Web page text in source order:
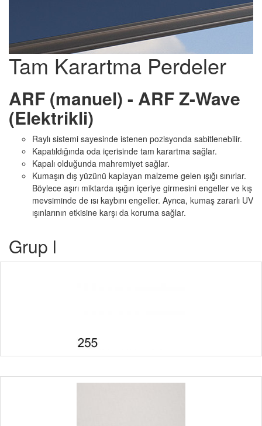
Tam Karartma Perdeler
ARF (manuel) - ARF Z-Wave
(Elektrikli)
Raylı sistemi sayesinde istenen pozisyonda sabitlenebilir.
Kapatıldığında oda içerisinde tam karartma sağlar.
Kapalı olduğunda mahremiyet sağlar.
Kumaşın dış yüzünü kaplayan malzeme gelen ışığı sınırlar.
Böylece aşırı miktarda ışığın içeriye girmesini engeller ve kış
mevsiminde de ısı kaybını engeller. Ayrıca, kumaş zararlı UV
ışınlarının etkisine karşı da koruma sağlar.
Grup l